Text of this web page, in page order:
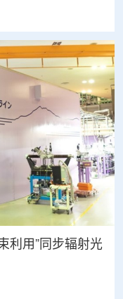
利用”同步辐射光